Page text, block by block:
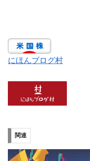
にほんブログ村
関連